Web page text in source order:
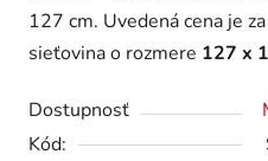
z
5
127 cm. Uvedená cena je
sieťovina o rozmere 127 x
Dostupnosť
Kód: